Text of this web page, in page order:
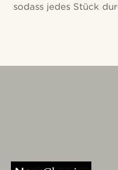
sodass jedes Stück